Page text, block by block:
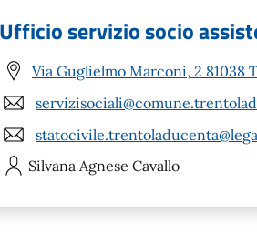
Ufficio servizio socio
Via Guglielmo Marconi, 2 81038
Silvana Agnese Cavallo